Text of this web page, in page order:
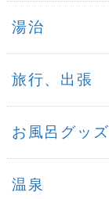
湯治
旅行、出張
お風呂グッズ
温泉